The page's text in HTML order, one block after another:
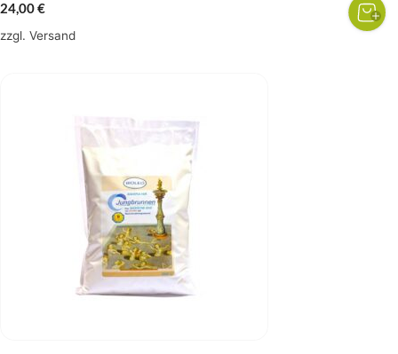
24,00€
zzgl. Versand